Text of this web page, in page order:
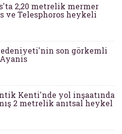
2,20 metrelik mermer
ve Telesphoros heykeli
son görkemli
Kenti'nde yol inşaatında
2 metrelik anıtsal heykel